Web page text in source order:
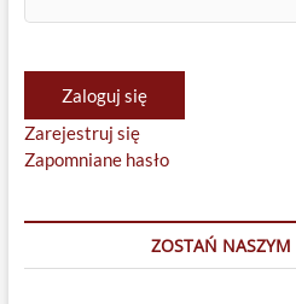
Zaloguj się
Zarejestruj się
Zapomniane hasło
ZOSTAŃ